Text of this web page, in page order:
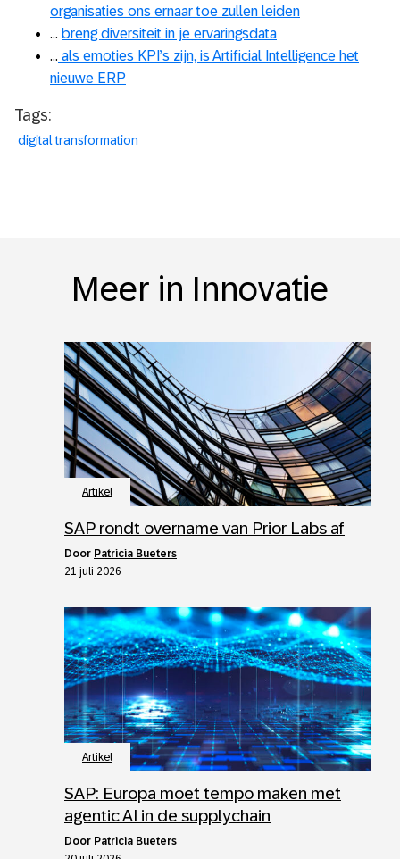
organisaties ons ernaar toe zullen leiden
… breng diversiteit in je ervaringsdata
… als emoties KPI’s zijn, is Artificial Intelligence het
nieuwe ERP
Tags:
digital transformation
Meer in Innovatie
Artikel
SAP rondt overname van Prior Labs af
door Patricia Bueters
21 juli 2026
Artikel
SAP: Europa moet tempo maken met
agentic AI in de supplychain
door Patricia Bueters